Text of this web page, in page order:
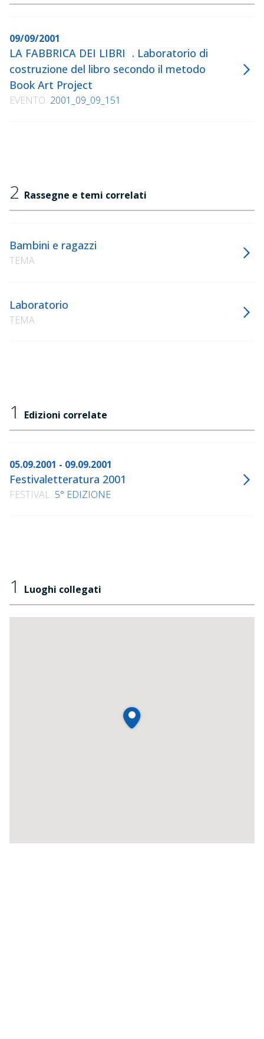
09/09/2001
LA FABBRICA DEI LIBRI . Laboratorio di
costruzione del libro secondo il metodo
Book Art Project
EVENTO 2001_09_09_151
2 Rassegne e temi correlati
Bambini e ragazzi
TEMA
Laboratorio
TEMA
1 Edizioni correlate
05.09.2001 - 09.09.2001
Festivaletteratura 2001
FESTIVAL 5° EDIZIONE
1 Luoghi collegati